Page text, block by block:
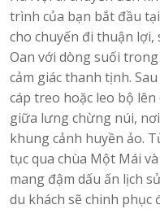
trình của bạn bắt đầu
cho chuyến đi thuận lợi,
Oan với dòng suối
cảm giác thanh tịnh.
cáp treo hoặc leo bộ lên
giữa lưng chừng núi,
khung cảnh huyền ảo.
tục qua chùa Một Mái
mang đậm dấu ấn lịch
du khách sẽ chinh phục